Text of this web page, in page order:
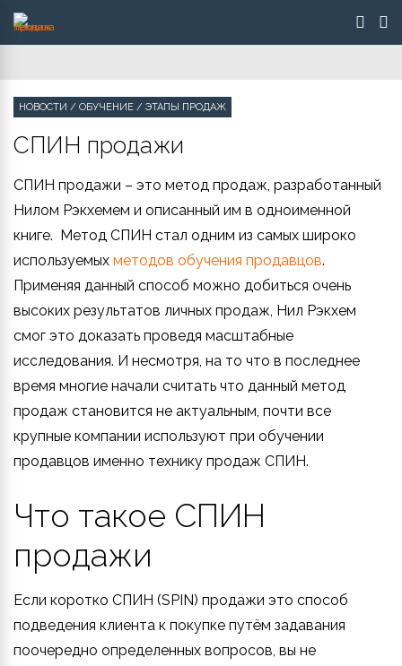
НОВОСТИ / ОБУЧЕНИЕ / ЭТАПЫ ПРОДАЖ
СПИН продажи
СПИН продажи – это метод продаж, разработанный
Нилом Рэкхемем и описанный им в одноименной
книге. Метод СПИН стал одним из самых широко
используемых методов обучения продавцов.
Применяя данный способ можно добиться очень
высоких результатов личных продаж, Нил Рэкхем
смог это доказать проведя масштабные
исследования. И несмотря, на то что в последнее
время многие начали считать что данный метод
продаж становится не актуальным, почти все
крупные компании используют при обучении
продавцов именно технику продаж СПИН.
Что такое СПИН
продажи
Если коротко СПИН (SPIN) продажи это способ
подведения клиента к покупке путём задавания
поочередно определенных вопросов, вы не